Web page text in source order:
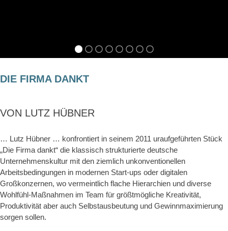
DIE FIRMA DANKT
VON LUTZ HÜBNER
… Lutz Hübner … konfrontiert in seinem 2011 uraufgeführten Stück
„Die Firma dankt“ die klassisch strukturierte deutsche
Unternehmenskultur mit den ziemlich unkonventionellen
Arbeitsbedingungen in modernen Start-ups oder digitalen
Großkonzernen, wo vermeintlich flache Hierarchien und diverse
Wohlfühl-Maßnahmen im Team für größtmögliche Kreativität,
Produktivität aber auch Selbstausbeutung und Gewinnmaximierung
sorgen sollen.